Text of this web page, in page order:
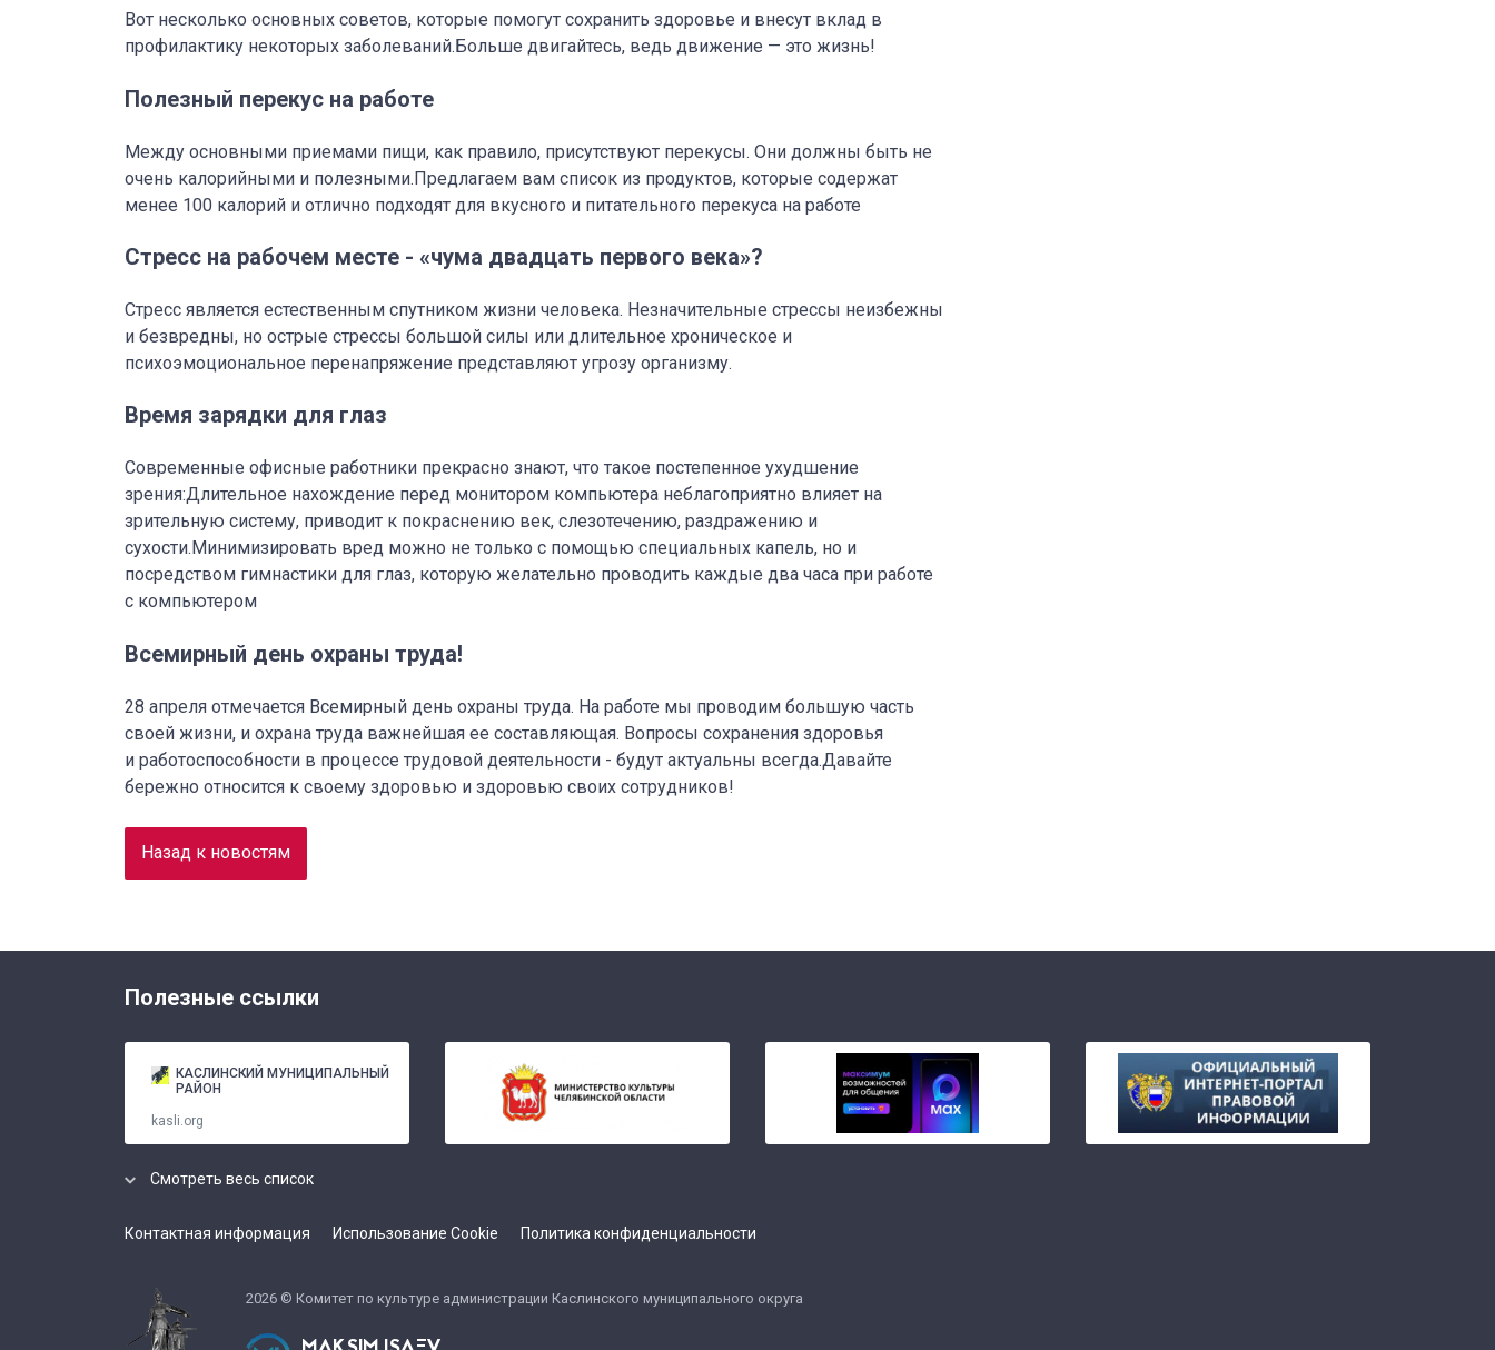
Вот несколько основных советов, которые помогут сохранить здоровье и внесут вклад в
профилактику некоторых заболеваний.Больше двигайтесь, ведь движение — это жизнь!
Полезный перекус на работе
Между основными приемами пищи, как правило, присутствуют перекусы. Они должны быть не
очень калорийными и полезными.Предлагаем вам список из продуктов, которые содержат
менее 100 калорий и отлично подходят для вкусного и питательного перекуса на работе
Стресс на рабочем месте - «чума двадцать первого века»?
Стресс является естественным спутником жизни человека. Незначительные стрессы неизбежны
и безвредны, но острые стрессы большой силы или длительное хроническое и
психоэмоциональное перенапряжение представляют угрозу организму.
Время зарядки для глаз
Современные офисные работники прекрасно знают, что такое постепенное ухудшение
зрения:Длительное нахождение перед монитором компьютера неблагоприятно влияет на
зрительную систему, приводит к покраснению век, слезотечению, раздражению и
сухости.Минимизировать вред можно не только с помощью специальных капель, но и
посредством гимнастики для глаз, которую желательно проводить каждые два часа при работе
с компьютером
Всемирный день охраны труда!
28 апреля отмечается Всемирный день охраны труда. На работе мы проводим большую часть
своей жизни, и охрана труда важнейшая ее составляющая. Вопросы сохранения здоровья
и работоспособности в процессе трудовой деятельности - будут актуальны всегда.Давайте
бережно относится к своему здоровью и здоровью своих сотрудников!
Назад к новостям
Полезные ссылки
КАСЛИНСКИЙ МУНИЦИПАЛЬНЫЙ
РАЙОН
kasli.org
РОССИЙСКОЙ ФЕДЕРАЦИИ
Смотреть весь список
Контактная информация Использование Cookie Политика конфиденциальности
2026 © Комитет по культуре администрации Каслинского муниципального округа